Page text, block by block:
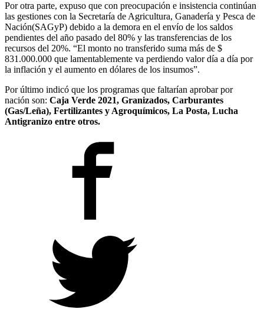
Por otra parte, expuso que con preocupación e insistencia continúan
las gestiones con la Secretaría de Agricultura, Ganadería y Pesca de
Nación(SAGyP) debido a la demora en el envío de los saldos
pendientes del año pasado del 80% y las transferencias de los
recursos del 20%. “El monto no transferido suma más de $
831.000.000 que lamentablemente va perdiendo valor día a día por
la inflación y el aumento en dólares de los insumos”.
Por último indicó que los programas que faltarían aprobar por
nación son: Caja Verde 2021, Granizados, Carburantes
(Gas/Leña), Fertilizantes y Agroquímicos, La Posta, Lucha
Antigranizo entre otros.